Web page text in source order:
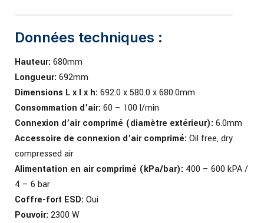
Données techniques :
Hauteur: 680mm
Longueur: 692mm
Dimensions L x l x h: 692.0 x 580.0 x 680.0mm
Consommation d’air: 60 – 100 l/min
Connexion d’air comprimé (diamètre extérieur): 6.0mm
Accessoire de connexion d’air comprimé: Oil free, dry
compressed air
Alimentation en air comprimé (kPa/bar): 400 – 600 kPA /
4 – 6 bar
Coffre-fort ESD: Oui
Pouvoir: 2300 W